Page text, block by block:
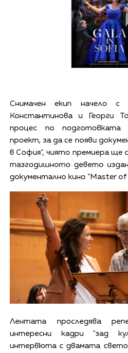
Снимачен екип начело с
Константинова и Георги
процес по
проект, за да се появи
в София", чиято премиера ще
тазгодишното девето
документално кино "Master of
Лентата проследява
интересни кадри "зад
интервюта с двамата